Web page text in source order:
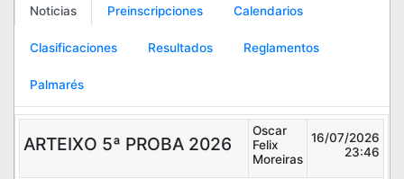
Noticias Preinscripciones Calendarios
Clasificaciones Resultados Reglamentos
Palmarés
ARTEIXO 5ª PROBA 2026
Oscar
Felix
Moreiras
16/07/2026
23:46